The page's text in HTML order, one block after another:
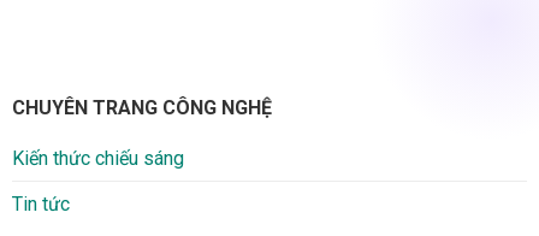
CHUYÊN TRANG CÔNG NGHỆ
Kiến thức chiếu sáng
Tin tức